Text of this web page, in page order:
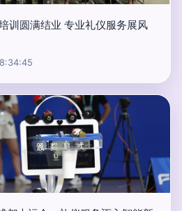
训圆满结业 专业礼仪服务展风